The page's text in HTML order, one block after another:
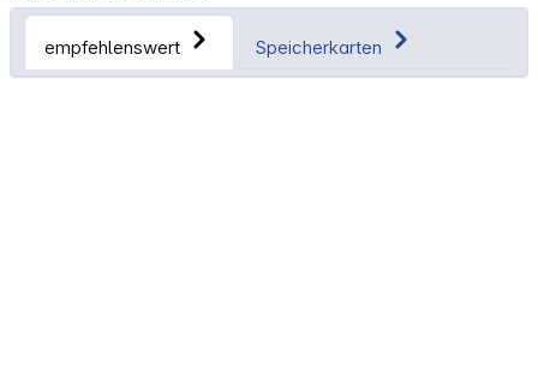
empfehlenswert Speicherkarten